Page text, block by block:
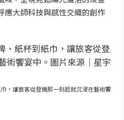
應大師科技與感性交織的創作
，讓旅客從登機那一刻起就沉浸在藝術饗